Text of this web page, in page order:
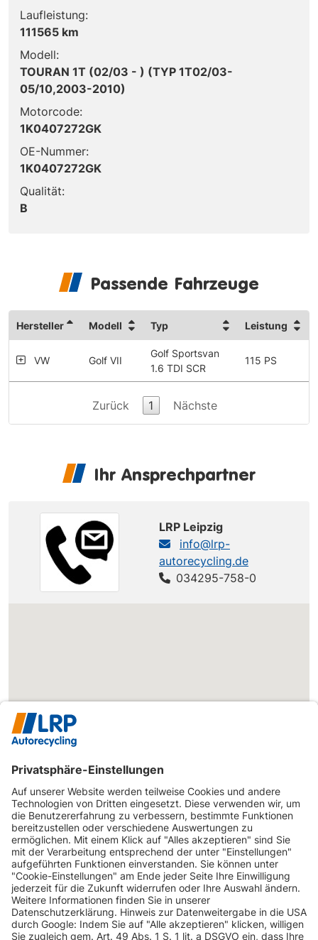
Laufleistung:
111565 km
Modell:
TOURAN 1T (02/03 - ) (TYP 1T02/03-
05/10,2003-2010)
Motorcode:
1K0407272GK
OE-Nummer:
1K0407272GK
Qualität:
B
Passende Fahrzeuge
Hersteller Modell Typ Leistung
VW Golf VII
Golf Sportsvan
1.6 TDI SCR
115 PS
Zurück 1 Nächste
Ihr Ansprechpartner
LRP Leipzig
info@lrp-
autorecycling.de
034295-758-0
INFORMATIONEN